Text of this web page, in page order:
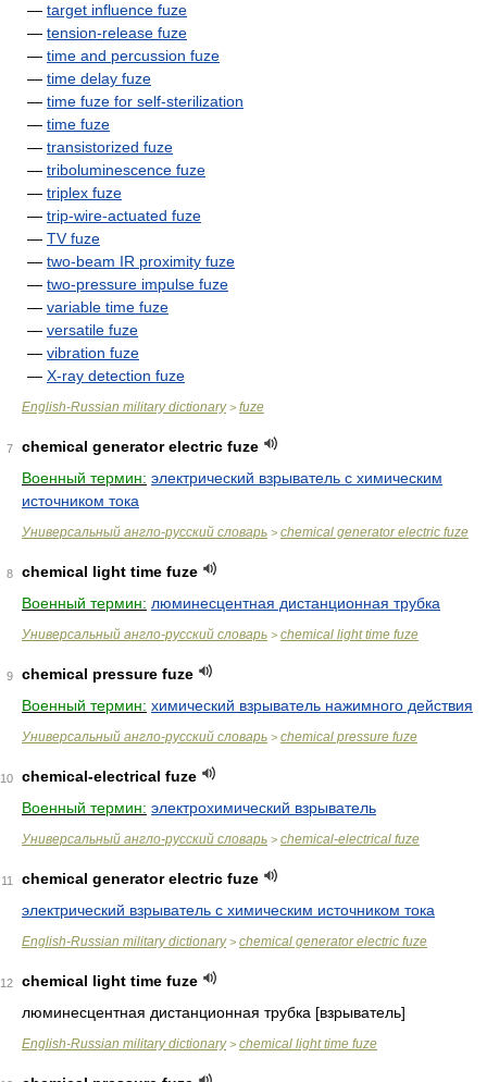
— target influence fuze
— tension-release fuze
— time and percussion fuze
— time delay fuze
— time fuze for self-sterilization
— time fuze
— transistorized fuze
— triboluminescence fuze
— triplex fuze
— trip-wire-actuated fuze
— TV fuze
— two-beam IR proximity fuze
— two-pressure impulse fuze
— variable time fuze
— versatile fuze
— vibration fuze
— X-ray detection fuze
English-Russian military dictionary> fuze
7
chemical generator electric fuze
Военный термин: электрический взрыватель с химическим
источником тока
Универсальный англо-русский словарь > chemical generator electric fuze
8
chemical light time fuze
Военный термин: люминесцентная дистанционная трубка
Универсальный англо-русский словарь > chemical light time fuze
9
chemical pressure fuze
Военный термин: химический взрыватель нажимного действия
Универсальный англо-русский словарь > chemical pressure fuze
10
chemical-electrical fuze
Военный термин: электрохимический взрыватель
Универсальный англо-русский словарь > chemical-electrical fuze
11
chemical generator electric fuze
электрический взрыватель с химическим источником тока
English-Russian military dictionary> chemical generator electric fuze
12
chemical light time fuze
люминесцентная дистанционная трубка [взрыватель]
English-Russian military dictionary> chemical light time fuze